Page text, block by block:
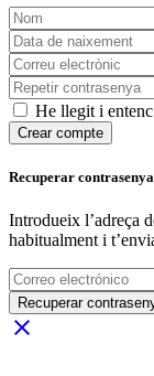
He llegit i
Crear compte
Recuperar contrasenya
Introdueix l’adreça
habitualment i
Recuperar
close